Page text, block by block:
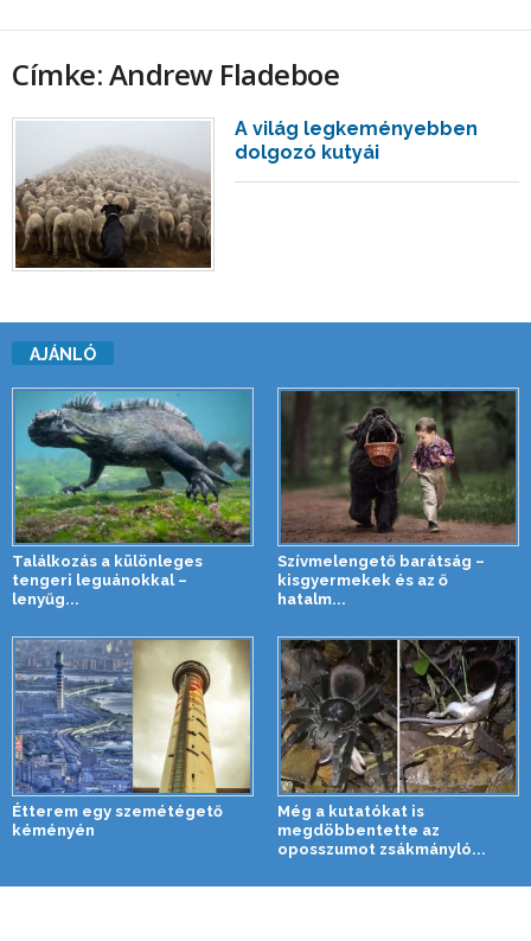
Címke: Andrew Fladeboe
A világ legkeményebben
dolgozó kutyái
AJÁNLÓ
Találkozás a különleges
tengeri leguánokkal –
lenyűg...
Szívmelengető barátság –
kisgyermekek és az ő
hatalm...
Étterem egy szemétégető
kéményén
Még a kutatókat is
megdöbbentette az
oposszumot zsákmányló...